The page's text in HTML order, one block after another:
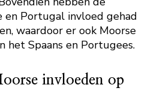
en Portugal invloed gehad
waardoor er ook Moorse
het Spaans en Portugees.
invloeden op